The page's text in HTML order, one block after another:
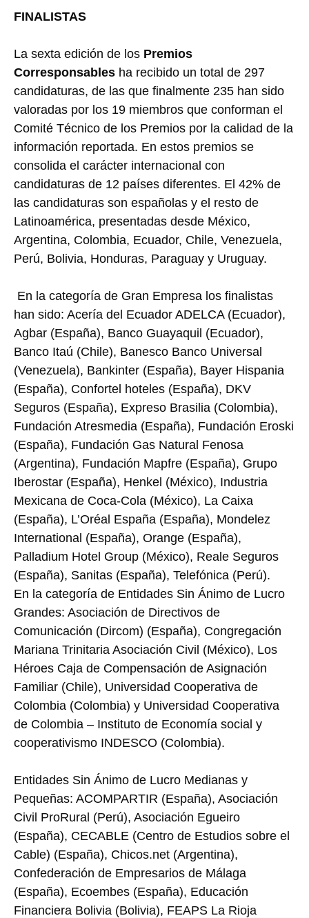
FINALISTAS
La sexta edición de los Premios
Corresponsables ha recibido un total de 297
candidaturas, de las que finalmente 235 han sido
valoradas por los 19 miembros que conforman el
Comité Técnico de los Premios por la calidad de la
información reportada. En estos premios se
consolida el carácter internacional con
candidaturas de 12 países diferentes. El 42% de
las candidaturas son españolas y el resto de
Latinoamérica, presentadas desde México,
Argentina, Colombia, Ecuador, Chile, Venezuela,
Perú, Bolivia, Honduras, Paraguay y Uruguay.
En la categoría de Gran Empresa los finalistas
han sido: Acería del Ecuador ADELCA (Ecuador),
Agbar (España), Banco Guayaquil (Ecuador),
Banco Itaú (Chile), Banesco Banco Universal
(Venezuela), Bankinter (España), Bayer Hispania
(España), Confortel hoteles (España), DKV
Seguros (España), Expreso Brasilia (Colombia),
Fundación Atresmedia (España), Fundación Eroski
(España), Fundación Gas Natural Fenosa
(Argentina), Fundación Mapfre (España), Grupo
Iberostar (España), Henkel (México), Industria
Mexicana de Coca-Cola (México), La Caixa
(España), L’Oréal España (España), Mondelez
International (España), Orange (España),
Palladium Hotel Group (México), Reale Seguros
(España), Sanitas (España), Telefónica (Perú).
En la categoría de Entidades Sin Ánimo de Lucro
Grandes: Asociación de Directivos de
Comunicación (Dircom) (España), Congregación
Mariana Trinitaria Asociación Civil (México), Los
Héroes Caja de Compensación de Asignación
Familiar (Chile), Universidad Cooperativa de
Colombia (Colombia) y Universidad Cooperativa
de Colombia – Instituto de Economía social y
cooperativismo INDESCO (Colombia).
Entidades Sin Ánimo de Lucro Medianas y
Pequeñas: ACOMPARTIR (España), Asociación
Civil ProRural (Perú), Asociación Egueiro
(España), CECABLE (Centro de Estudios sobre el
Cable) (España), Chicos.net (Argentina),
Confederación de Empresarios de Málaga
(España), Ecoembes (España), Educación
Financiera Bolivia (Bolivia), FEAPS La Rioja